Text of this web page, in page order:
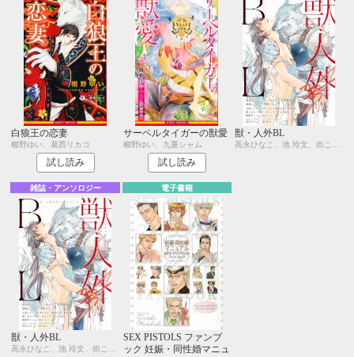
白狼王の恋妻
櫛野ゆい、葛西リカコ
試し読み
サーベルタイガーの獣愛
櫛野ゆい、九重シャム
試し読み
獣・人外BL
高永ひなこ、池 玲文、街こまち、東野 海、九重シャム、楢崎壮太、えすとえむ、草間さかえ、琥狗ハヤテ、直野儚羅、名取いさと、カメイ与五郎太、櫛野ゆい、葛西リカコ、元ハルヒラ
雑誌・アンソロジー
獣・人外BL
電子書籍
SEX PISTOLS ファンブ
ック 妊娠・同性婚マニュ